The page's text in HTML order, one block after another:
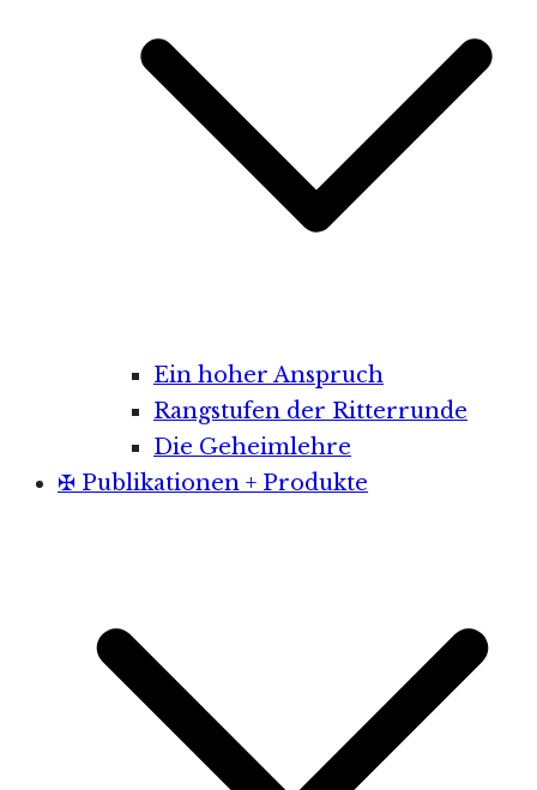
Ein hoher Anspruch
Rangstufen der Ritterrunde
Die Geheimlehre
✠ Publikationen + Produkte